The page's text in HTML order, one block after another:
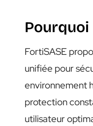
Pourquoi
FortiSASE
unifiée pour
environnement
protection
utilisateur